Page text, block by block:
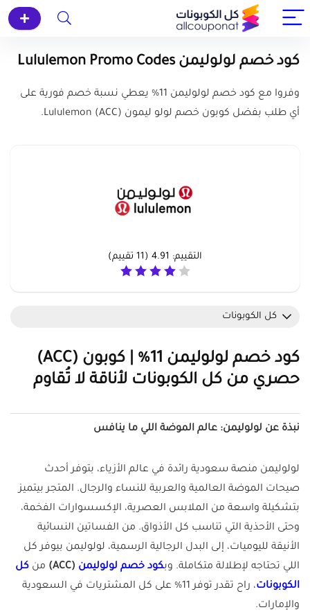
كود خصم لولوليمن Lululemon Promo Codes
وفروا مع كود خصم لولوليمن 11% يعطي نسبة خصم فورية على
أي طلب بفضل كوبون خصم لولو ليمون (ACC) Lululemon.
التقييم: 4.91
(
11 تقييم)
كل الكوبونات
كود خصم لولوليمن 11% | كوبون (ACC)
حصري من كل الكوبونات لأناقة لا تُقاوم
نبذة عن لولوليمن: عالم الموضة اللي ما ينافس
لولوليمن منصة سعودية رائدة في عالم الأزياء، بتوفر أحدث
صيحات الموضة العالمية والعربية للنساء والرجال. المتجر بيتميز
بتشكيلة واسعة من الملابس العصرية، الإكسسوارات الفخمة،
وحتى الأحذية التي تناسب كل الأذواق. من الفساتين النسائية
الأنيقة لليوميات، إلى البدل الرجالية الرسمية، لولوليمن بيوفر كل
اللي تحتاجه لإطلالة متكاملة. وبكود خصم لولوليمن (ACC) من كل
الكوبونات
، راح تقدر توفر 11% على كل المشتريات في السعودية
والإمارات.